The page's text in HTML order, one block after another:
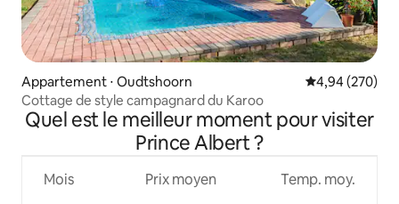
Appartement ⋅ Oudtshoorn Évaluation
4,94 (270)
Cottage de style campagnard du Karoo
Quel est le meilleur moment pour visiter
Prince Albert ?
Mois Prix moyen Temp. moy.